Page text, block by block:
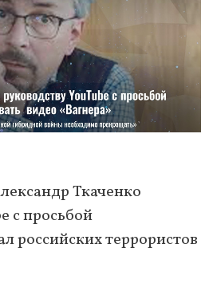
Ткаченко
с просьбой
российских террористов